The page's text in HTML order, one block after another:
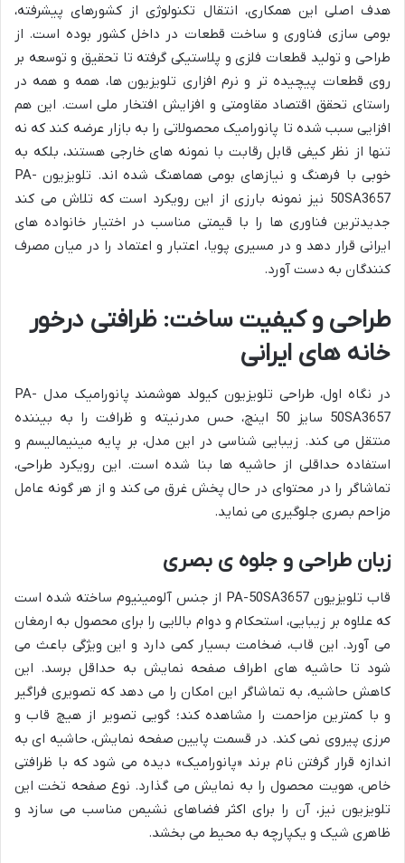
هدف اصلی این همکاری، انتقال تکنولوژی از کشورهای پیشرفته،
بومی سازی فناوری و ساخت قطعات در داخل کشور بوده است. از
طراحی و تولید قطعات فلزی و پلاستیکی گرفته تا تحقیق و توسعه بر
روی قطعات پیچیده تر و نرم افزاری تلویزیون ها، همه و همه در
راستای تحقق اقتصاد مقاومتی و افزایش افتخار ملی است. این هم
افزایی سبب شده تا پانورامیک محصولاتی را به بازار عرضه کند که نه
تنها از نظر کیفی قابل رقابت با نمونه های خارجی هستند، بلکه به
خوبی با فرهنگ و نیازهای بومی هماهنگ شده اند. تلویزیون PA-
50SA3657 نیز نمونه بارزی از این رویکرد است که تلاش می کند
جدیدترین فناوری ها را با قیمتی مناسب در اختیار خانواده های
ایرانی قرار دهد و در مسیری پویا، اعتبار و اعتماد را در میان مصرف
کنندگان به دست آورد.
طراحی و کیفیت ساخت: ظرافتی درخور
خانه های ایرانی
در نگاه اول، طراحی تلویزیون کیولد هوشمند پانورامیک مدل PA-
50SA3657 سایز 50 اینچ، حس مدرنیته و ظرافت را به بیننده
منتقل می کند. زیبایی شناسی در این مدل، بر پایه مینیمالیسم و
استفاده حداقلی از حاشیه ها بنا شده است. این رویکرد طراحی،
تماشاگر را در محتوای در حال پخش غرق می کند و از هر گونه عامل
مزاحم بصری جلوگیری می نماید.
زبان طراحی و جلوه ی بصری
قاب تلویزیون PA-50SA3657 از جنس آلومینیوم ساخته شده است
که علاوه بر زیبایی، استحکام و دوام بالایی را برای محصول به ارمغان
می آورد. این قاب، ضخامت بسیار کمی دارد و این ویژگی باعث می
شود تا حاشیه های اطراف صفحه نمایش به حداقل برسد. این
کاهش حاشیه، به تماشاگر این امکان را می دهد که تصویری فراگیر
و با کمترین مزاحمت را مشاهده کند؛ گویی تصویر از هیچ قاب و
مرزی پیروی نمی کند. در قسمت پایین صفحه نمایش، حاشیه ای به
اندازه قرار گرفتن نام برند «پانورامیک» دیده می شود که با ظرافتی
خاص، هویت محصول را به نمایش می گذارد. نوع صفحه تخت این
تلویزیون نیز، آن را برای اکثر فضاهای نشیمن مناسب می سازد و
ظاهری شیک و یکپارچه به محیط می بخشد.